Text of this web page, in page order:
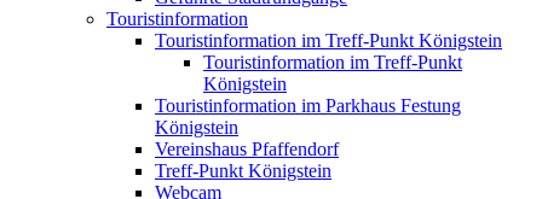
Touristinformation
Touristinformation im Treff-Punkt Königstein
Touristinformation im Treff-Punkt
Königstein
Touristinformation im Parkhaus Festung
Königstein
Vereinshaus Pfaffendorf
Treff-Punkt Königstein
Webcam